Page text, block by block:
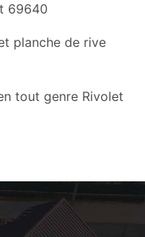
69640
planche de rive
tout genre Rivolet